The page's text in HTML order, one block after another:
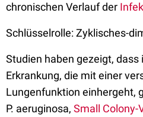
chronischen Verlauf der
Schlüsselrolle: Zyklisches-
Studien haben gezeigt,
Erkrankung, die mit einer
Lungenfunktion einhergeht,
P. aeruginosa, Small Colony-